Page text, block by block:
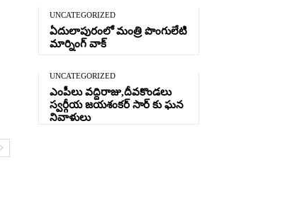
UNCATEGORIZED
ఏదులాపురంలో మంత్రి పొంగులేటి
మార్నింగ్ వాక్
UNCATEGORIZED
ఎంపీలు వద్దిరాజు,దీవకొండలు
స్వర్గీయ జయశంకర్ సార్ కు ఘన
నివాళులు